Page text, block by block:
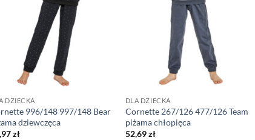
DZIECKA
996/148 997/148 Bear
dziewczęca
zł
DLA DZIECKA
Cornette 267/126 477/126 Team
piżama chłopięca
52,69zł